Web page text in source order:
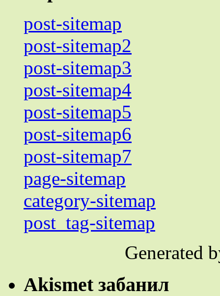
post-sitemap
post-sitemap2
post-sitemap3
post-sitemap4
post-sitemap5
post-sitemap6
post-sitemap7
page-sitemap
category-sitemap
post_tag-sitemap
Generated
Akismet забанил